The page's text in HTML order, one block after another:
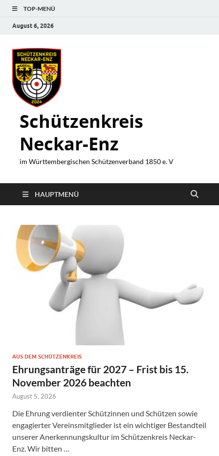
TOP-MENÜ
August 6, 2026
Schützenkreis
Neckar-Enz
im Württembergischen Schützenverband 1850 e. V
HAUPTMENÜ
AUS DEM SCHÜTZENKREIS
Ehrungsanträge für 2027 – Frist bis 15.
November 2026 beachten
August 5, 2026
Die Ehrung verdienter Schützinnen und Schützen sowie
engagierter Vereinsmitglieder ist ein wichtiger Bestandteil
unserer Anerkennungskultur im Schützenkreis Neckar-
Enz. Wir bitten …